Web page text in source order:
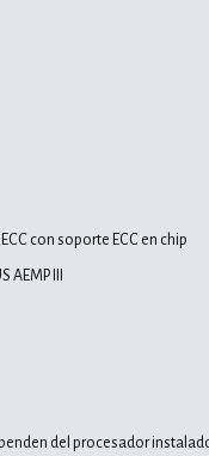
con soporte ECC en chip
III
del procesador